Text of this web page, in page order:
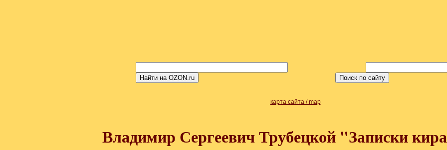
карта сайта / map
Владимир Сергеевич Трубецкой "Записки